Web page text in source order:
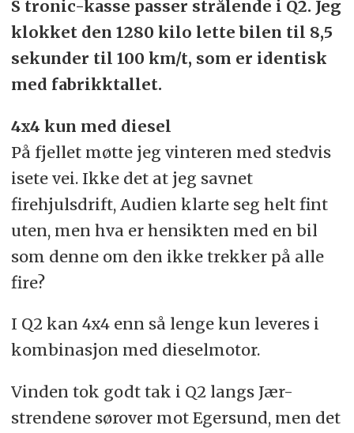
S tronic-kasse passer strålende i Q2. Jeg
klokket den 1280 kilo lette bilen til 8,5
sekunder til 100 km/t, som er identisk
med fabrikktallet.
4x4 kun med diesel
På fjellet møtte jeg vinteren med stedvis
isete vei. Ikke det at jeg savnet
firehjulsdrift, Audien klarte seg helt fint
uten, men hva er hensikten med en bil
som denne om den ikke trekker på alle
fire?
I Q2 kan 4x4 enn så lenge kun leveres i
kombinasjon med dieselmotor.
Vinden tok godt tak i Q2 langs Jær-
strendene sørover mot Egersund, men det